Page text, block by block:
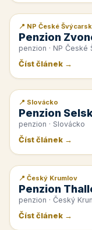
📰 PR článek
📍 NP České
Penzion
penzion · NP České
Číst článek →
📰 PR článek
📍 Slovácko
Penzion
penzion · Slovácko
Číst článek →
📰 PR článek
📍 Český Krumlov
Penzion
penzion · Český
Číst článek →